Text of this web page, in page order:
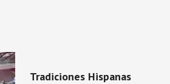
Tradiciones Hispanas